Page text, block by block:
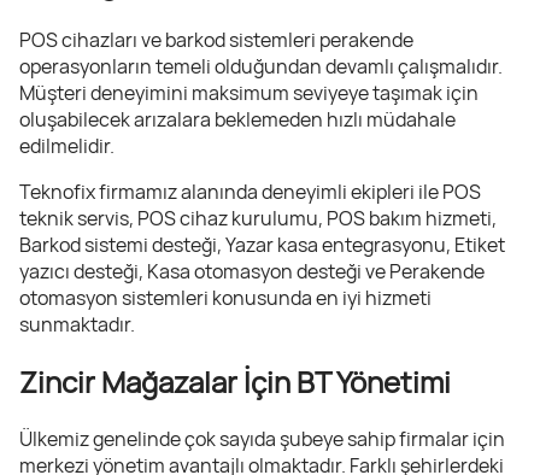
POS cihazları ve barkod sistemleri perakende
operasyonların temeli olduğundan devamlı çalışmalıdır.
Müşteri deneyimini maksimum seviyeye taşımak için
oluşabilecek arızalara beklemeden hızlı müdahale
edilmelidir.
Teknofix firmamız alanında deneyimli ekipleri ile POS
teknik servis, POS cihaz kurulumu, POS bakım hizmeti,
Barkod sistemi desteği, Yazar kasa entegrasyonu, Etiket
yazıcı desteği, Kasa otomasyon desteği ve Perakende
otomasyon sistemleri konusunda en iyi hizmeti
sunmaktadır.
Zincir Mağazalar İçin BT Yönetimi
Ülkemiz genelinde çok sayıda şubeye sahip firmalar için
merkezi yönetim avantajlı olmaktadır. Farklı şehirlerdeki